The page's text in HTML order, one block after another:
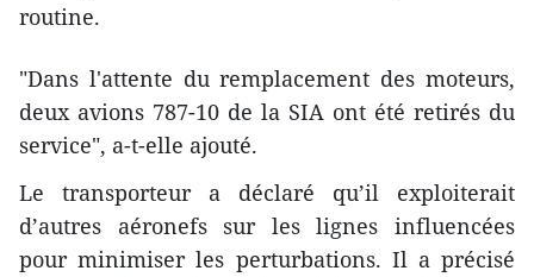
routine.
"Dans l'attente du remplacement des moteurs,
deux avions 787-10 de la SIA ont été retirés du
service", a-t-elle ajouté.
Le transporteur a déclaré qu’il exploiterait
d’autres aéronefs sur les lignes influencées
pour minimiser les perturbations. Il a précisé